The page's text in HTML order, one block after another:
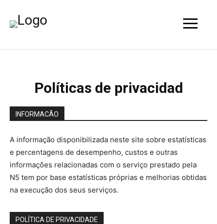
Políticas de privacidad
INFORMACÃO
A informação disponibilizada neste site sobre estatísticas
e percentagens de desempenho, custos e outras
informações relacionadas com o serviço prestado pela
N5 tem por base estatísticas próprias e melhorias obtidas
na execução dos seus serviços.
POLÍTICA DE PRIVACIDADE